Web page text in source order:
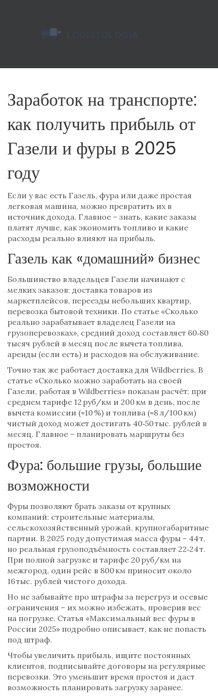
Заработок на транспорте:
как получить прибыль от
Газели и фуры в 2025
году
Если у вас есть Газель, фура или даже простая
легковая машина, можно превратить их в
источник дохода. Главное – знать, какие заказы
платят лучше, как экономить топливо и какие
расходы реально влияют на прибыль.
Газель как «домашний» бизнес
Большинство владельцев Газели начинают с
мелких заказов: доставка товаров из
маркетплейсов, переезды небольших квартир,
перевозка бытовой техники. По статье «Сколько
реально зарабатывает владелец Газели на
грузоперевозках», средний доход составляет 60‑80
тысяч рублей в месяц после вычета топлива,
аренды (если есть) и расходов на обслуживание.
Точно так же работает доставка для Wildberries. В
статье «Сколько можно заработать на своей
Газели, работая в Wildberries» показан расчёт: при
среднем тарифе 12 руб/км и 200 км в день, после
вычета комиссии (≈10 %) и топлива (≈8 л/100 км)
чистый доход может достигать 40‑50 тыс. рублей в
месяц. Главное – планировать маршруты без
простоя.
Фура: большие грузы, большие
возможности
Фуры позволяют брать заказы от крупных
компаний: строительные материалы,
сельскохозяйственный урожай, крупногабаритные
партии. В 2025 году допустимая масса фуры – 44 т,
но реальная грузоподъёмность составляет 22‑24 т.
При полной загрузке и тарифе 20 руб/км на
межгород, один рейс в 800 км приносит около
16 тыс. рублей чистого дохода.
Но не забывайте про штрафы за перегруз и осевые
ограничения – их можно избежать, проверив вес
на погрузке. Статья «Максимальный вес фуры в
России 2025» подробно описывает, как не попасть
под штраф.
Чтобы увеличить прибыль, ищите постоянных
клиентов, подписывайте договоры на регулярные
перевозки. Это уменьшит время простоя и даст
возможность планировать загрузку заранее.